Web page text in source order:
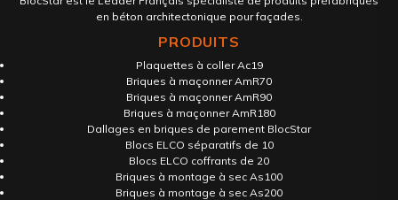
en béton architectonique pour façades.
PRODUITS
Plaquettes à coller Ac19
Briques à maçonner AmR70
Briques à maçonner AmR90
Briques à maçonner AmR180
Dallages en briques de parement BlocStar
Blocs ELCO séparatifs de 10
Blocs ELCO coffrants de 20
Briques à montage à sec As100
Briques à montage à sec As200